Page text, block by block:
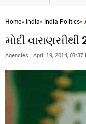
Home» India» India Politics»
મોદી
Agencies | April 19, 2014, 01:37